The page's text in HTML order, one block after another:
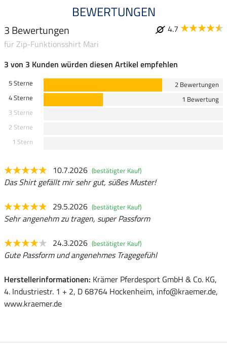
BEWERTUNGEN
3 Bewertungen
4.7
für Zip-Funktionsshirt Mari
3 von 3 Kunden würden diesen Artikel empfehlen
5 Sterne
2 Bewertungen
4 Sterne
1 Bewertung
3 Sterne
2 Sterne
1 Stern
10.7.2026 (bestätigter Kauf)
Das Shirt gefällt mir sehr gut, süßes Muster!
29.5.2026 (bestätigter Kauf)
Sehr angenehm zu tragen, super Passform
24.3.2026 (bestätigter Kauf)
Gute Passform und angenehmes Tragegefühl
Herstellerinformationen: Krämer Pferdesport GmbH & Co. KG,
4. Industriestr. 1 + 2, D 68764 Hockenheim, info@kraemer.de,
www.kraemer.de